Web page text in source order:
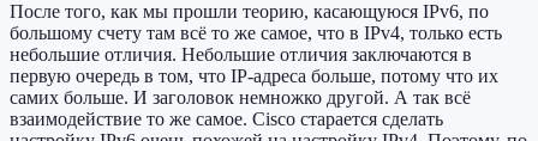
После того, как мы прошли теорию, касающуюся IPv6, по
большому счету там всё то же самое, что в IPv4, только есть
небольшие отличия. Небольшие отличия заключаются в
первую очередь в том, что IP-адреса больше, потому что их
самих больше. И заголовок немножко другой. А так всё
взаимодействие то же самое. Cisco старается сделать